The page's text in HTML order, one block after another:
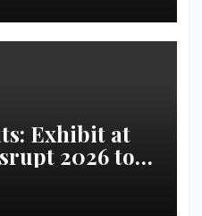
Exhibit at
2026 to
|